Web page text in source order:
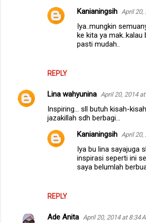
REPLY
Kanianingsih April 20,
Iya..mungkin
ke kita ya mak..kalau
pasti mudah..
Lina wahyunina April 20, 2014
Inspiring... sll butuh kisah-kisah
jazakillah sdh berbagi...
REPLY
Kanianingsih April 20,
Iya bu lina sayajuga
inspirasi seperti ini
saya belumlah
Ade Anita April 20, 2014 at 8:34